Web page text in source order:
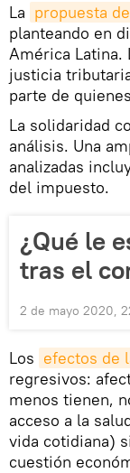
La propuesta
planteando en
América Latina.
justicia
parte de
La solidaridad
análisis. Una
analizadas
del impuesto.
¿Qué le
tras el
2 de mayo 2020,
Los efectos de
regresivos:
menos tienen,
acceso a la
vida cotidiana)
cuestión